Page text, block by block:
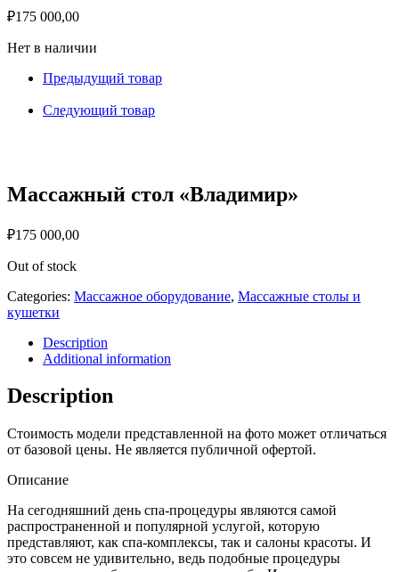
₽175 000,00
Нет в наличии
Предыдущий товар
Следующий товар
Массажный стол «Владимир»
₽175 000,00
Out of stock
Categories: Массажное оборудование, Массажные столы и
кушетки
Description
Additional information
Description
Стоимость модели представленной на фото может отличаться
от базовой цены. Не является публичной офертой.
Описание
На сегодняшний день спа-процедуры являются самой
распространенной и популярной услугой, которую
представляют, как спа-комплексы, так и салоны красоты. И
это совсем не удивительно, ведь подобные процедуры